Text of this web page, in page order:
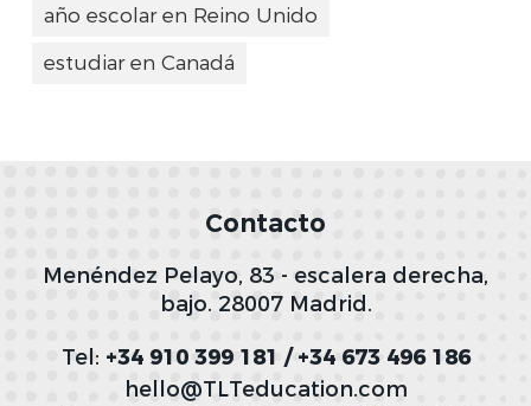
año escolar en Reino Unido
estudiar en Canadá
Contacto
Menéndez Pelayo, 83 - escalera derecha,
bajo. 28007 Madrid.
Tel: +34 910 399 181 / +34 673 496 186
hello@TLTeducation.com